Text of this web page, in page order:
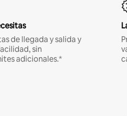
de llegada y salida y
sin
adicionales.*